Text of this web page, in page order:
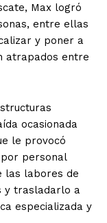
Max logró
entre ellas
y poner a
atrapados entre
ocasionada
le provocó
personal
las labores de
y trasladarlo a
especializada y